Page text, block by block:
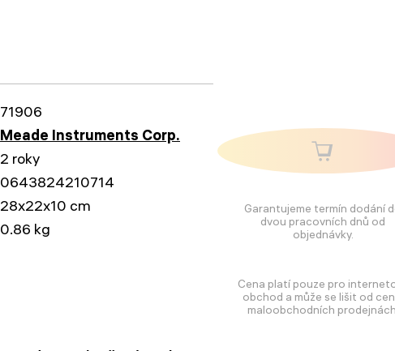
Garantujeme termín dodání
dvou pracovních dnů od
objednávky.
Cena platí pouze pro
obchod a může se lišit od
maloobchodních
71906
Meade Instruments Corp.
2 roky
0643824210714
28x22x10 cm
0.86 kg